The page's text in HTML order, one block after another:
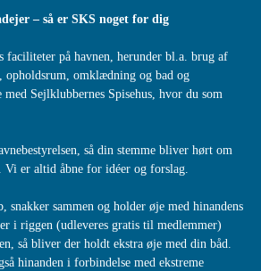
– så er SKS noget for dig
på havnen, herunder bl.a. brug af
opholdsrum, omklædning og bad og
Sejlklubbernes Spisehus, hvor du som
så din stemme bliver hørt om
Vi er altid åbne for idéer og forslag.
snakker sammen og holder øje med hinandens
i riggen (udleveres gratis til medlemmer)
så bliver der holdt ekstra øje med din båd.
hinanden i forbindelse med ekstreme